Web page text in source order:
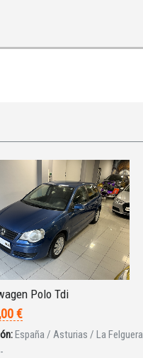
Polo Tdi
€
España / Asturias / La Felguera
-